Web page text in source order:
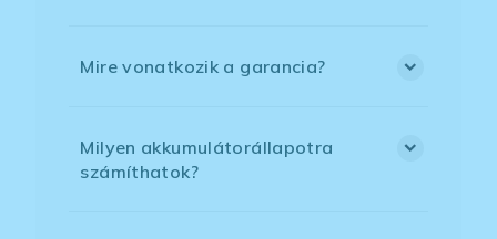
Mire vonatkozik a garancia?
Milyen akkumulátorállapotra
számíthatok?